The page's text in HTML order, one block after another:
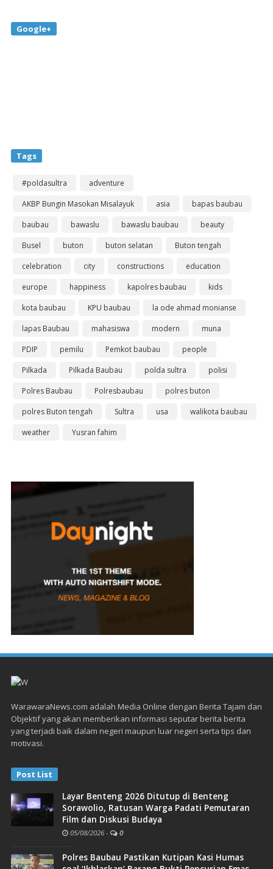
Google+
Tags
#poldasultra
adventure
AKBP Bungin Masokan Misalayuk
asia
bapas baubau
baubau
bawaslu bawaslu baubau
beauty
Busel
buton buton selatan
Buton tengah
celebration
city constructions
education
europe
happiness kapolres baubau
kids
kota baubau
KPU baubau
la ode ahmad monianse
lapas Baubau
mahasiswa modern
muna
PDIP
pemilu Pemkot baubau
people
Pilkada
Pilkada Baubau polda sultra
polisi
Polres Baubau
Polresbaubau
polres buton
polres Buton tengah
Sultra usa
walikota baubau
weather
Yusran fahim
WarawaraNews.com adalah Media Online dengan Berita Tajam dan
Objektif yang akan memberikan informasi seputar berita berita
yang terjadi baik dalam negeri maupun luar negeri serta tips dan
motivasi.
Post List
Layar Benteng 2026 Ditutup di Benteng
Sorawolio, Ratusan Warga Padati Pemutaran
Film dan Diskusi Budaya
05/08/2026 - 0
Polres Baubau Pastikan Kutipan Kasi Humas